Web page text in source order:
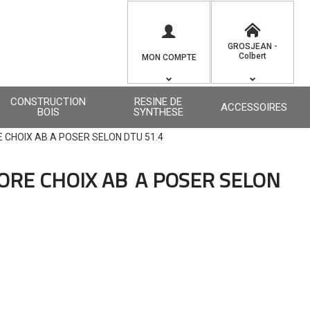
MON COMPTE
GROSJEAN -
Colbert
CONSTRUCTION
BOIS
RESINE DE
SYNTHESE
ACCESSOIRES
AB A POSER SELON DTU 51.4
CHOIX AB A POSER SELON